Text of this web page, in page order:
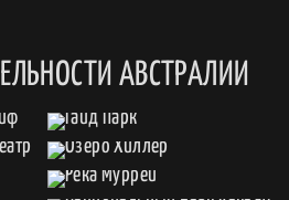
АВСТРАЛИИ